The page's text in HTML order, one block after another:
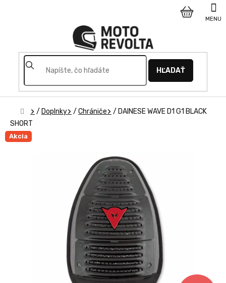
HĽADAŤ
NÁKUPNÝ
Domov
/ Doplnky / Chrániče / DAINESE WAVE D1 G1 BLACK
SHORT
Akcia